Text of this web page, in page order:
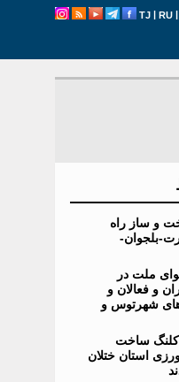
TJ | RU |
و ساز راه
بلجوان-
ملت در
و فعالان و
شهرتوس و
ساخت
استان ختلان